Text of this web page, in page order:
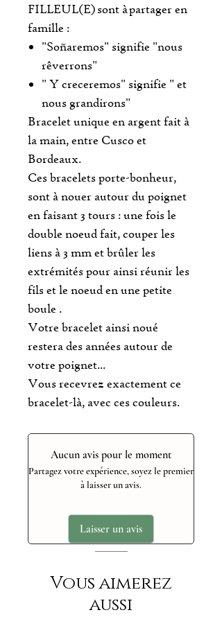
FILLEUL(E) sont à partager en
famille :
"Soñaremos" signifie "nous
rêverrons"
" Y creceremos" signifie " et
nous grandirons"
Bracelet unique en argent fait à
la main, entre Cusco et
Bordeaux.
Ces bracelets porte-bonheur,
sont à nouer autour du poignet
en faisant 3 tours : une fois le
double noeud fait, couper les
liens à 3 mm et brûler les
extrémités pour ainsi réunir les
fils et le noeud en une petite
boule .
Votre bracelet ainsi noué
restera des années autour de
votre poignet...
Vous recevrez exactement ce
bracelet-là, avec ces couleurs.
Aucun avis pour le moment
Partagez votre expérience, soyez le premier
à laisser un avis.
Laisser un avis
Vous aimerez
aussi